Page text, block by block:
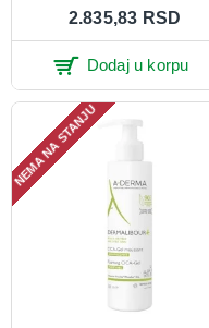
2.835,83 RSD
Dodaj u korpu
NEMA NA STANJU